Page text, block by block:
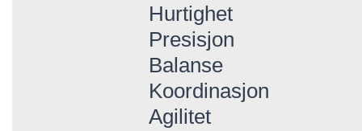
Hurtighet
Presisjon
Balanse
Koordinasjon
Agilitet